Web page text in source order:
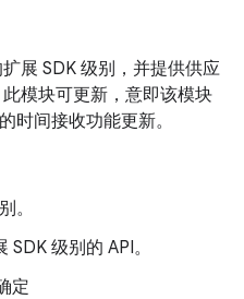
展 SDK 级别，并提供供应
模块可更新，意即该模块
时间接收功能更新。
。
级别的 API。
定